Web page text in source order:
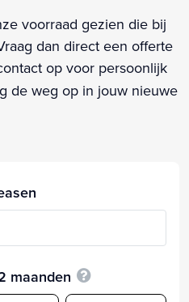
voorraad gezien die bij
dan direct een offerte
op voor persoonlijk
de weg op in jouw nieuwe
maanden